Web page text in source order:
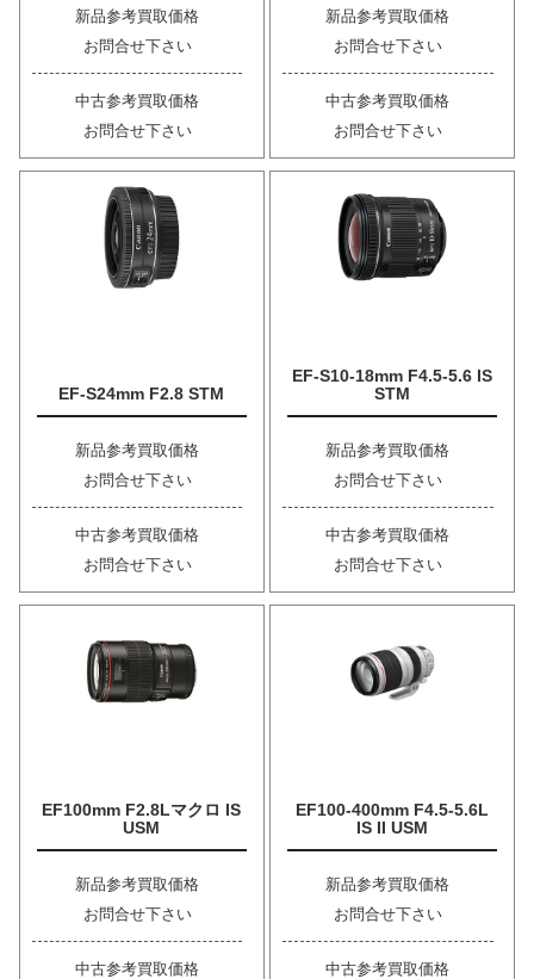
新品参考買取価格
お問合せ下さい
中古参考買取価格
お問合せ下さい
新品参考買取価格
お問合せ下さい
中古参考買取価格
お問合せ下さい
EF-S24mm F2.8 STM
新品参考買取価格
お問合せ下さい
中古参考買取価格
お問合せ下さい
EF-S10-18mm F4.5-5.6 IS
STM
新品参考買取価格
お問合せ下さい
中古参考買取価格
お問合せ下さい
EF100mm F2.8Lマクロ IS
USM
新品参考買取価格
お問合せ下さい
中古参考買取価格
EF100-400mm F4.5-5.6L
IS II USM
新品参考買取価格
お問合せ下さい
中古参考買取価格